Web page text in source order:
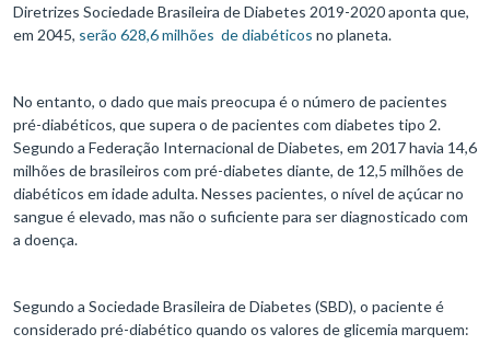
Diretrizes Sociedade Brasileira de Diabetes 2019-2020 aponta que,
em 2045, serão 628,6 milhões de diabéticos no planeta.
No entanto, o dado que mais preocupa é o número de pacientes
pré-diabéticos, que supera o de pacientes com diabetes tipo 2.
Segundo a Federação Internacional de Diabetes, em 2017 havia 14,6
milhões de brasileiros com pré-diabetes diante, de 12,5 milhões de
diabéticos em idade adulta. Nesses pacientes, o nível de açúcar no
sangue é elevado, mas não o suficiente para ser diagnosticado com
a doença.
Segundo a Sociedade Brasileira de Diabetes (SBD), o paciente é
considerado pré-diabético quando os valores de glicemia marquem: